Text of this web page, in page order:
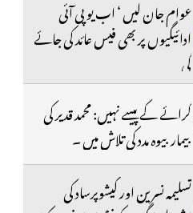
عوام جان لیں ‘ اب یو پی آئی
ادائیگیوں پر بھی فیس عائد کی جائے
گی
کرائے کے پیسے نہیں: محمد قدیر کی
بیمار بیوہ مدد کی تلاش میں ۔
تسلیمہ نسرین اور کیشوپرساد کی